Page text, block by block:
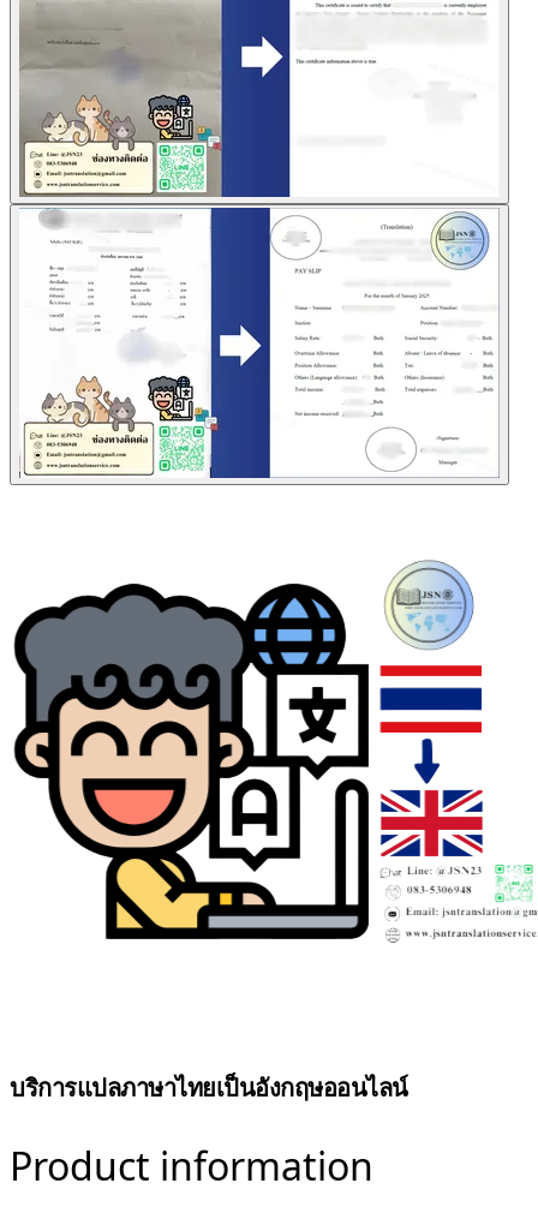
บริการแปลภาษาไทยเป็นอังกฤษออนไลน์
Product information